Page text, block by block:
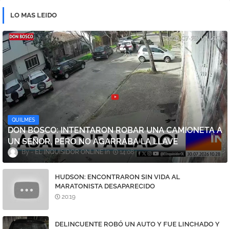
LO MAS LEIDO
QUILMES
DON BOSCO: INTENTARON ROBAR UNA CAMIONETA A
UN SEÑOR, PERO NO AGARRABA LA LLAVE
EL INQUISIDOR ONLINE 14:08
HUDSON: ENCONTRARON SIN VIDA AL
MARATONISTA DESAPARECIDO
20:19
DELINCUENTE ROBÓ UN AUTO Y FUE LINCHADO Y